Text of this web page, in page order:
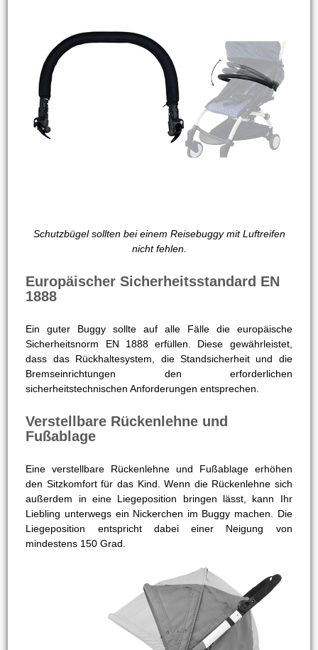
Schutzbügel sollten bei einem Reisebuggy mit Luftreifen
nicht fehlen.
Europäischer Sicherheitsstandard EN
1888
Ein guter Buggy sollte auf alle Fälle die europäische
Sicherheitsnorm EN 1888 erfüllen. Diese gewährleistet,
dass das Rückhaltesystem, die Standsicherheit und die
Bremseinrichtungen den erforderlichen
sicherheitstechnischen Anforderungen entsprechen.
Verstellbare Rückenlehne und
Fußablage
Eine verstellbare Rückenlehne und Fußablage erhöhen
den Sitzkomfort für das Kind. Wenn die Rückenlehne sich
außerdem in eine Liegeposition bringen lässt, kann Ihr
Liebling unterwegs ein Nickerchen im Buggy machen. Die
Liegeposition entspricht dabei einer Neigung von
mindestens 150 Grad.